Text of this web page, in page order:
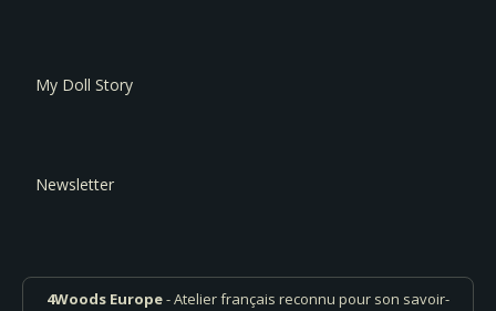
My Doll Story
Newsletter
4Woods Europe- Atelier français reconnu pour son savoir-